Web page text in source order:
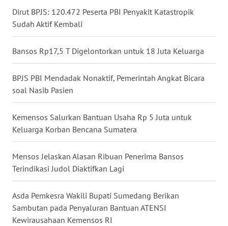
Dirut BPJS: 120.472 Peserta PBI Penyakit Katastropik
Sudah Aktif Kembali
Bansos Rp17,5 T Digelontorkan untuk 18 Juta Keluarga
BPJS PBI Mendadak Nonaktif, Pemerintah Angkat Bicara
soal Nasib Pasien
Kemensos Salurkan Bantuan Usaha Rp 5 Juta untuk
Keluarga Korban Bencana Sumatera
Mensos Jelaskan Alasan Ribuan Penerima Bansos
Terindikasi Judol Diaktifkan Lagi
Asda Pemkesra Wakili Bupati Sumedang Berikan
Sambutan pada Penyaluran Bantuan ATENSI
Kewirausahaan Kemensos RI
WN
NUSANTARA
WN
JOGJA
WN
WN
KALBAR
WN
KALTENG